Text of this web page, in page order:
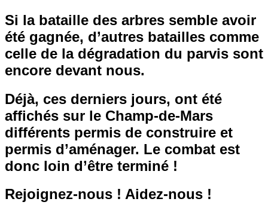
Si la bataille des arbres semble avoir
été gagnée, d’autres batailles comme
celle de la dégradation du parvis sont
encore devant nous.
Déjà, ces derniers jours, ont été
affichés sur le Champ-de-Mars
différents permis de construire et
permis d’aménager. Le combat est
donc loin d’être terminé !
Rejoignez-nous ! Aidez-nous !